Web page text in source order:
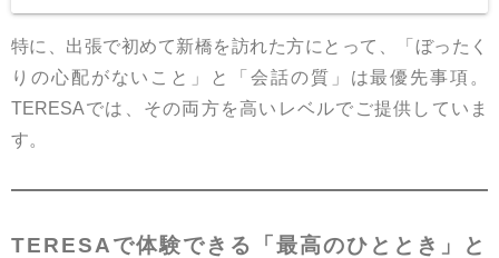
特に、出張で初めて新橋を訪れた方にとって、「ぼったく
りの心配がないこと」と「会話の質」は最優先事項。
TERESAでは、その両方を高いレベルでご提供していま
す。
TERESAで体験できる「最高のひととき」と